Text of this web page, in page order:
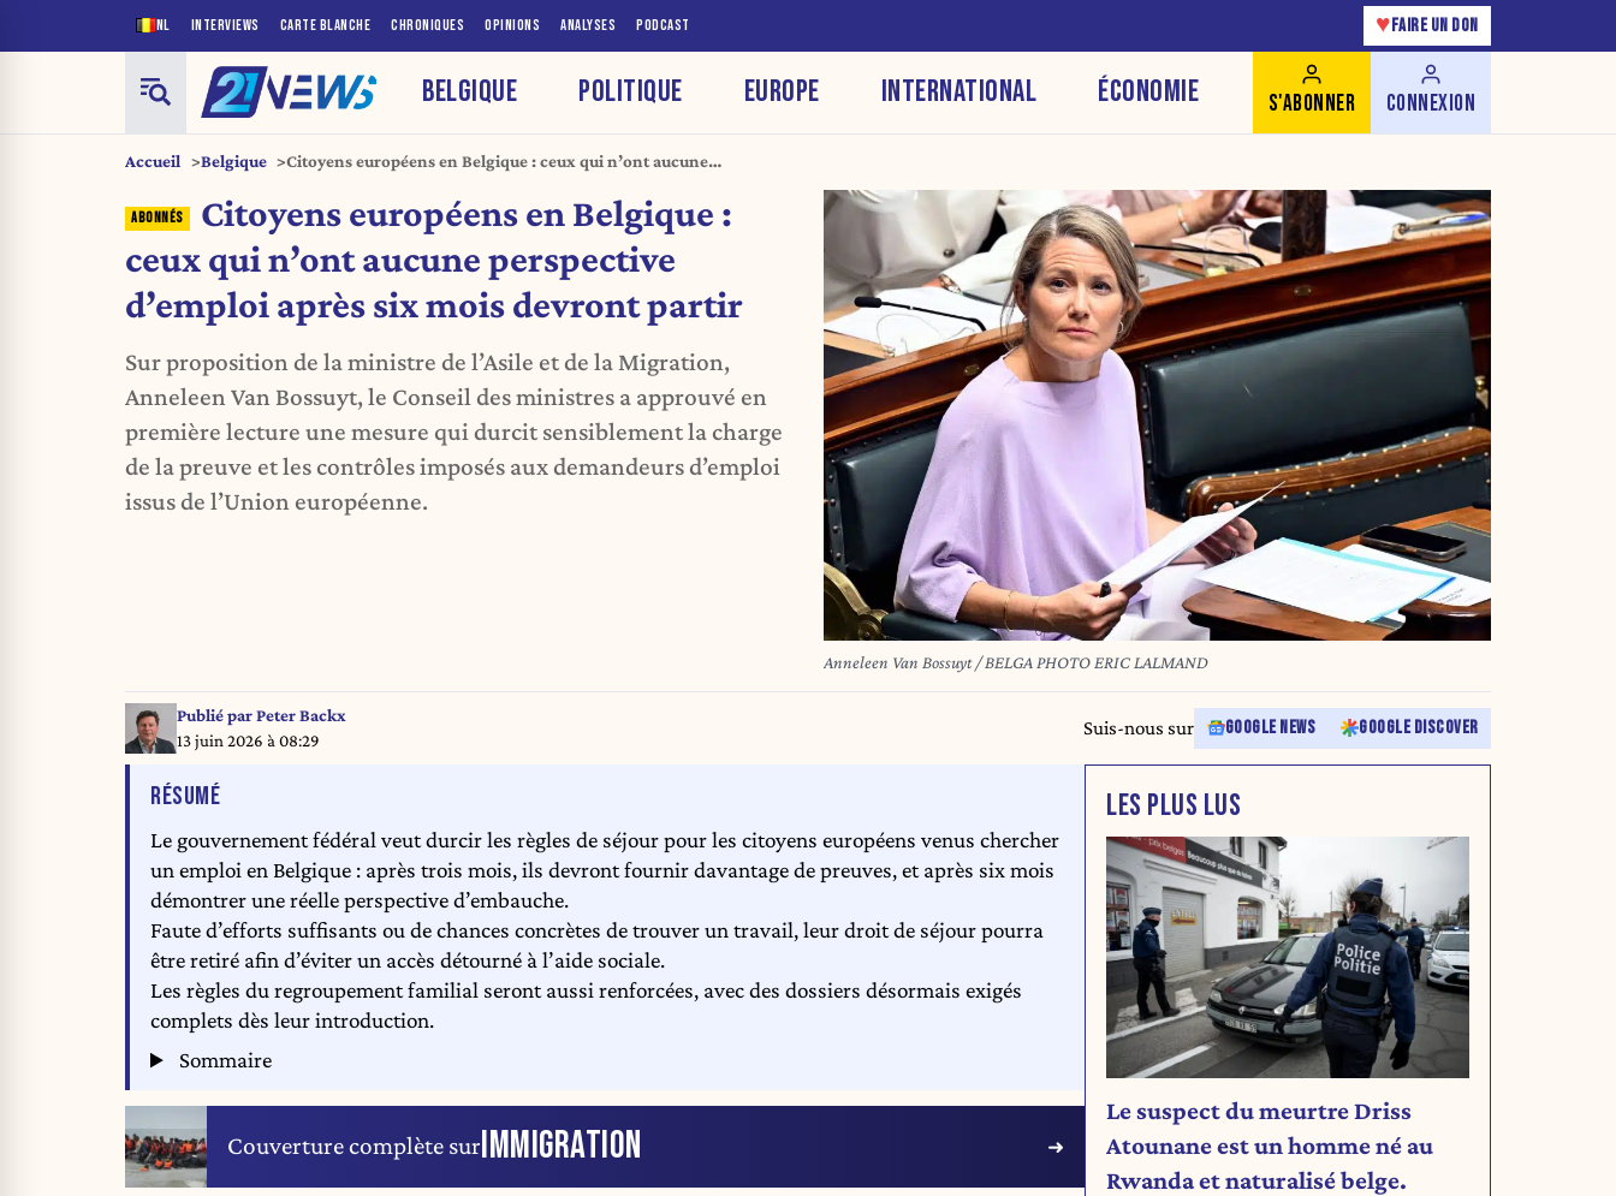
NL INTERVIEWS CARTE BLANCHE CHRONIQUES OPINIONS ANALYSES PODCAST ♥ FAIRE UN DON
BELGIQUE POLITIQUE EUROPE INTERNATIONAL ÉCONOMIE S'ABONNER CONNEXION
Accueil Belgique
Citoyens européens en Belgique : ceux qui n’ont aucune
Citoyens européens en Belgique :
ceux qui n’ont aucune perspective
d’emploi après six mois devront partir
Sur proposition de la ministre de l’Asile et de la Migration,
Anneleen Van Bossuyt, le Conseil des ministres a approuvé en
première lecture une mesure qui durcit sensiblement la charge
de la preuve et les contrôles imposés aux demandeurs d’emploi
issus de l’Union européenne.
Anneleen Van Bossuyt / BELGA PHOTO ERIC LALMAND
Publié parPeter Backx
13 juin 2026 à 08:29
Suis-nous sur GOOGLE NEWS GOOGLE DISCOVER
RÉSUMÉDE L'ARTICLE
Le gouvernement fédéral veut durcir les règles de séjour pour les citoyens européens venus chercher
un emploi en Belgique : après trois mois, ils devront fournir davantage de preuves, et après six mois
démontrer une réelle perspective d’embauche.
Faute d’efforts suffisants ou de chances concrètes de trouver un travail, leur droit de séjour pourra
être retiré afin d’éviter un accès détourné à l’aide sociale.
Les règles du regroupement familial seront aussi renforcées, avec des dossiers désormais exigés
complets dès leur introduction.
Sommaire
Couverture complète surIMMIGRATION
LES PLUS LUS
Le suspect du meurtre Driss
Atounane est un homme né au
Rwanda et naturalisé belge.